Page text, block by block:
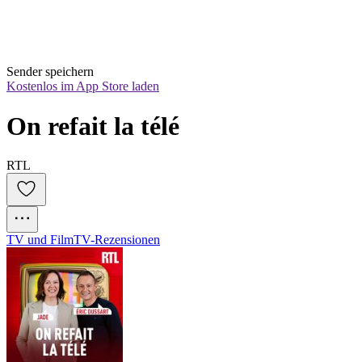
Sender speichern
Kostenlos im App Store laden
On refait la télé
RTL
TV und FilmTV-Rezensionen